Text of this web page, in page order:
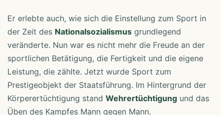
Er erlebte auch, wie sich die Einstellung zum Sport in
der Zeit des Nationalsozialismus grundlegend
veränderte. Nun war es nicht mehr die Freude an der
sportlichen Betätigung, die Fertigkeit und die eigene
Leistung, die zählte. Jetzt wurde Sport zum
Prestigeobjekt der Staatsführung. Im Hintergrund der
Körperertüchtigung stand Wehrertüchtigung und das
Üben des Kampfes Mann gegen Mann.